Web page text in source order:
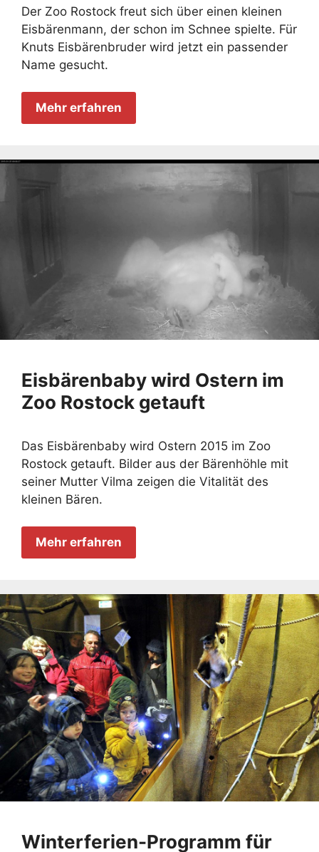
Der Zoo Rostock freut sich über einen kleinen
Eisbärenmann, der schon im Schnee spielte. Für
Knuts Eisbärenbruder wird jetzt ein passender
Name gesucht.
Mehr erfahren
Eisbärenbaby wird Ostern im
Zoo Rostock getauft
Das Eisbärenbaby wird Ostern 2015 im Zoo
Rostock getauft. Bilder aus der Bärenhöhle mit
seiner Mutter Vilma zeigen die Vitalität des
kleinen Bären.
Mehr erfahren
Winterferien-Programm für